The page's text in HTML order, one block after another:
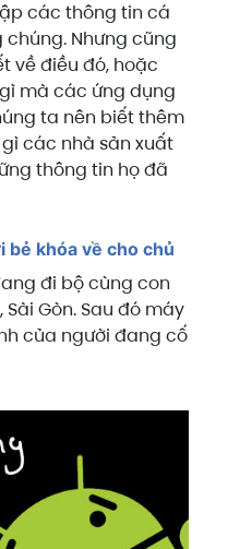
các thông tin cá
Nhưng cũng
về điều đó, hoặc
mà các ứng dụng
ta nên biết thêm
các nhà sản xuất
thông tin họ đã
bẻ khóa về cho chủ
đi bộ cùng con
Gòn. Sau đó máy
của người đang cố